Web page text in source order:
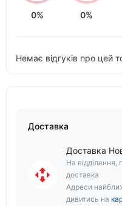
0% 0%
Немає відгуків про цей
Доставка
Доставка
На відділення,
доставка
Адреси
дивитись на